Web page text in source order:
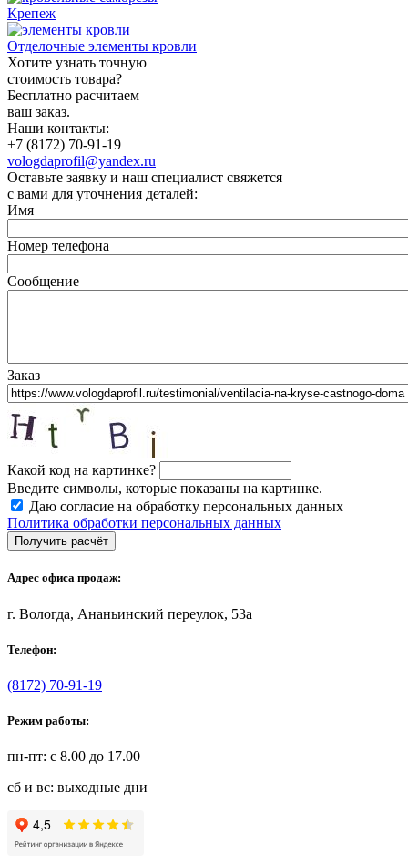
Крепеж
Отделочные элементы кровли
Хотите узнать точную
стоимость товара?
Бесплатно расчитаем
ваш заказ.
Наши контакты:
+7 (8172) 70-91-19
vologdaprofil@yandex.ru
Оставьте заявку и наш специалист свяжется
с вами для уточнения деталей:
Имя
Номер телефона
Сообщение
Заказ
Какой код на картинке?
Введите символы, которые показаны на картинке.
Даю согласие на обработку персональных данных
Политика обработки персональных данных
Адрес офиса продаж:
г. Вологда, Ананьинский переулок, 53a
Телефон:
(8172) 70-91-19
Режим работы:
пн-пт: с 8.00 до 17.00
сб и вс: выходные дни